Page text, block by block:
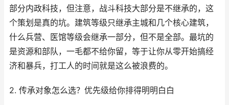
部分内政科技，但注意，战斗科技大部分是不继承的，这
个策划是真的坑。建筑等级只继承主城和几个核心建筑，
什么兵营、医馆等级会继承一部分，但不是全部。最坑的
是资源和部队，一毛都不给你留，等于让你从零开始搞经
济和暴兵，打工人的时间就是这么被浪费的。
2. 传承对象怎么选？优先级给你排得明明白白